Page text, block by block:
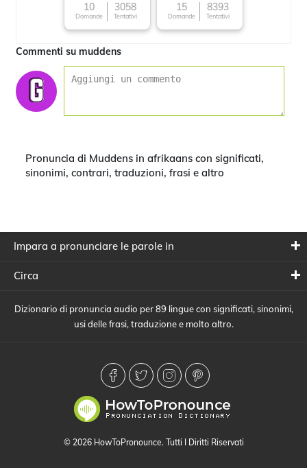
10
Domande
3058
Tentativi
15
Domande
8393
Tentativi
Commenti su muddens
Pronuncia di Muddens in afrikaans con significati,
sinonimi, contrari, traduzioni, frasi e altro
Impara a pronunciare le parole in
Circa
Dizionario di pronuncia audio per 89 lingue con significati, sinonimi,
usi delle frasi, traduzione e molto altro.
© 2026 HowToPronounce. Tutti I Diritti Riservati